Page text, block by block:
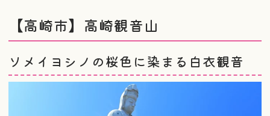
【高崎市】高崎観音山
ソメイヨシノの桜色に染まる白衣観音